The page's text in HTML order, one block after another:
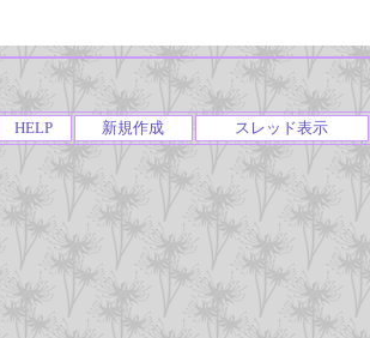
HELP 新規作成 スレッド表示